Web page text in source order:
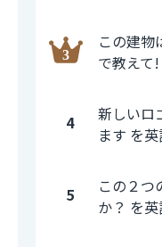
この建物
で教えて!
4
新しいロ
ます を
5
この２つ
か？ を